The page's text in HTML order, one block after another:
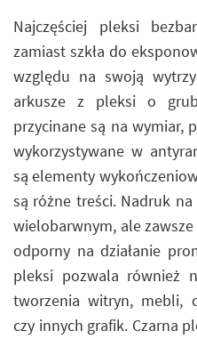
Najczęściej pleksi
zamiast szkła do
względu na swoją
arkusze z pleksi o
przycinane są na wymiar,
wykorzystywane w
są elementy
są różne treści. Nadruk
wielobarwnym, ale
odporny na działanie
pleksi pozwala również
tworzenia witryn, mebli,
czy innych grafik. Czarna